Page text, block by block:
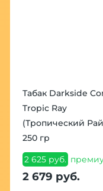
Табак Darkside
Tropic Ray
(Тропический
250 гр
2 625 руб.
2 679 руб.